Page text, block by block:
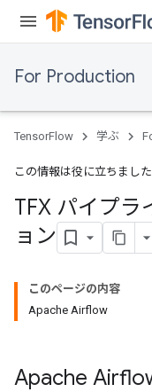
For Production
TensorFlow 学ぶ
この情報は役に立ちまし
TFX パイプラ
ョン
このページの内容
Apache Airflow
Apache